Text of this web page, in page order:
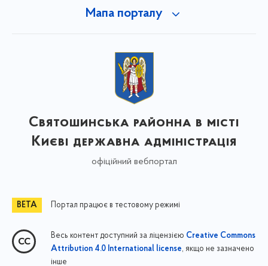
Мапа порталу
Святошинська районна в місті
Києві державна адміністрація
офіційний вебпортал
Портал працює в тестовому режимі
Весь контент доступний за ліцензією Creative Commons
Attribution 4.0 International license, якщо не зазначено
інше